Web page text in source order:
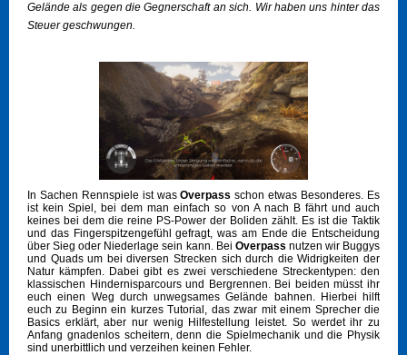
Gelände als gegen die Gegnerschaft an sich. Wir haben uns hinter das
Steuer geschwungen.
In Sachen Rennspiele ist wasOverpass schon etwas Besonderes. Es
ist kein Spiel, bei dem man einfach so von A nach B fährt und auch
keines bei dem die reine PS-Power der Boliden zählt. Es ist die Taktik
und das Fingerspitzengefühl gefragt, was am Ende die Entscheidung
über Sieg oder Niederlage sein kann. Bei Overpass nutzen wir Buggys
und Quads um bei diversen Strecken sich durch die Widrigkeiten der
Natur kämpfen. Dabei gibt es zwei verschiedene Streckentypen: den
klassischen Hindernisparcours und Bergrennen. Bei beiden müsst ihr
euch einen Weg durch unwegsames Gelände bahnen. Hierbei hilft
euch zu Beginn ein kurzes Tutorial, das zwar mit einem Sprecher die
Basics erklärt, aber nur wenig Hilfestellung leistet. So werdet ihr zu
Anfang gnadenlos scheitern, denn die Spielmechanik und die Physik
sind unerbittlich und verzeihen keinen Fehler.